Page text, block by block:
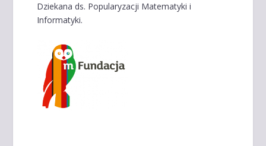
Dziekana ds. Popularyzacji Matematyki i
Informatyki.